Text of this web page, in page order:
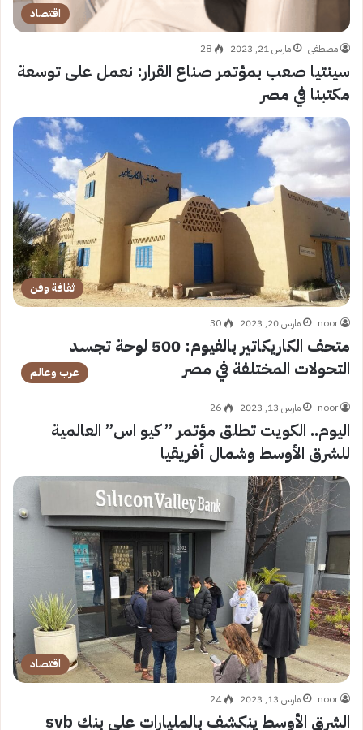
اقتصاد
مصطفى مارس 21, 2023 28
سينتيا صعب بمؤتمر صناع القرار: نعمل على توسعة
مكتبنا في مصر
ثقافة وفن
noor مارس 20, 2023 30
متحف الكاريكاتير بالفيوم: 500 لوحة تجسد
التحولات المختلفة في مصر
عرب وعالم
noor مارس 13, 2023 26
اليوم.. الكويت تطلق مؤتمر ” كيو اس” العالمية
للشرق الأوسط وشمال أفريقيا
اقتصاد
noor مارس 13, 2023 24
الشرق الأوسط ينكشف بالمليارات علي بنك svb